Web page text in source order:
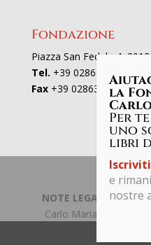
Fondazione
Piazza San Fedele 4,
Tel. +39 02863521
Fax+39 0286352801
NOTE LEGALI |
Carlo Maria Martini
la
Per
uno
libri
e
nostre